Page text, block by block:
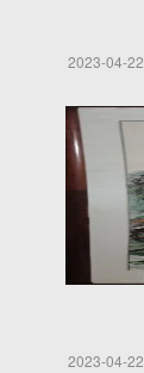
2023-04-22
2023-04-22